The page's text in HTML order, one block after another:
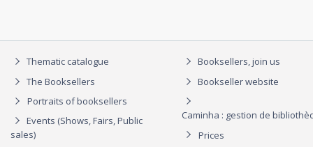
Thematic catalogue
The Booksellers
Portraits of booksellers
Events (Shows, Fairs, Public
sales)
Booksellers, join us
Bookseller website
Caminha : gestion de
Prices